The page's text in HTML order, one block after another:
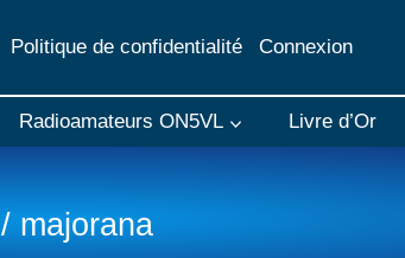
Politique de confidentialité Connexion
Radioamateurs ON5VL Livre d’Or
/ majorana